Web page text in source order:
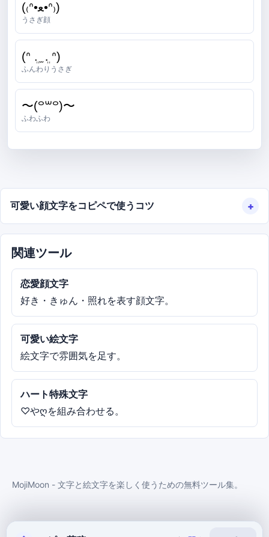
(₍ᐢ•ﻌ•ᐢ₎)
うさぎ顔
(ᐢ ܸ. ̫ .ܸ ᐢ)
ふんわりうさぎ
〜(꒪꒳꒪)〜
ふわふわ
可愛い顔文字をコピペで使うコツ
関連ツール
恋愛顔文字
好き・きゅん・照れを表す顔文字。
可愛い絵文字
絵文字で雰囲気を足す。
ハート特殊文字
♡やღを組み合わせる。
MojiMoon - 文字と絵文字を楽しく使うための無料ツール集。